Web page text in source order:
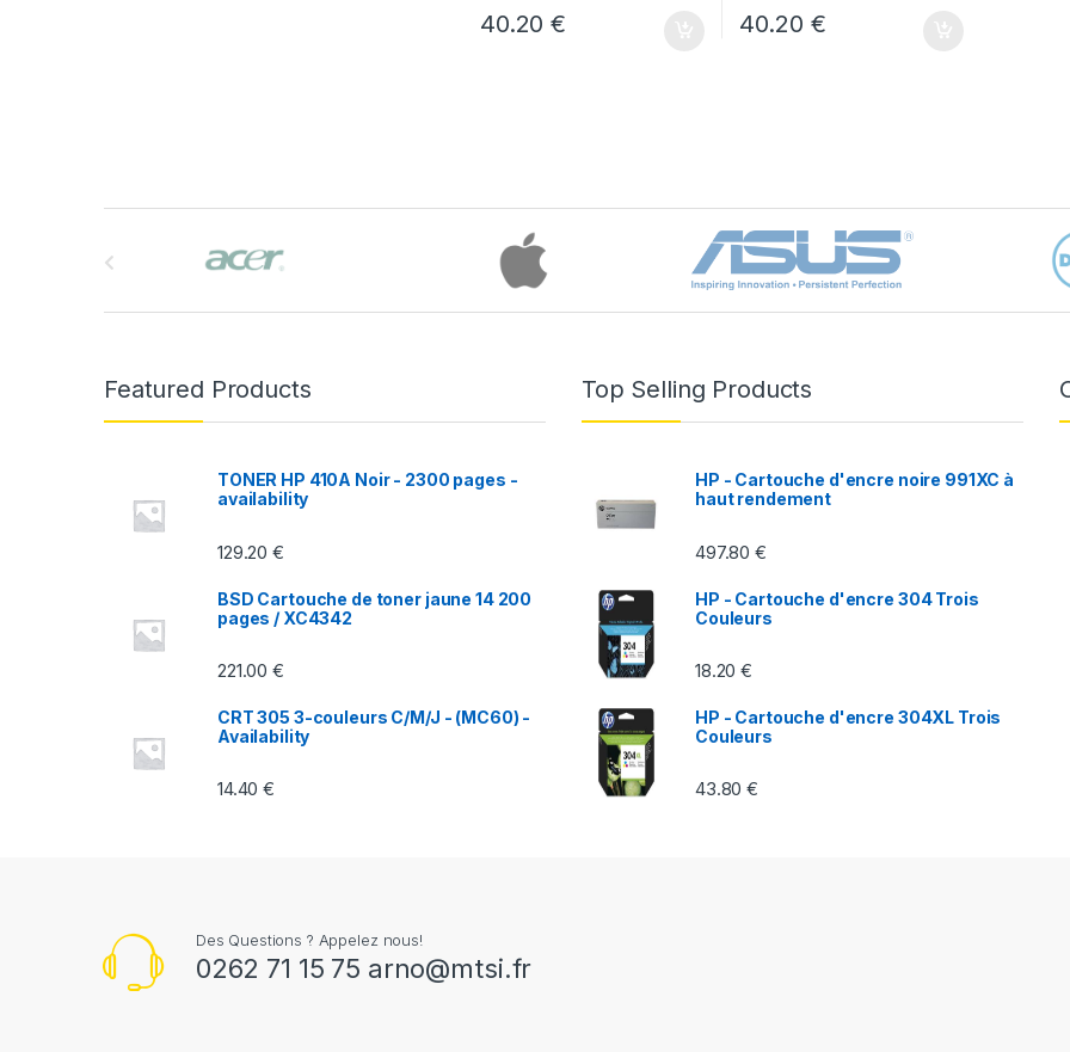
40.20€ 40.20 €
Featured Products
TONER HP 410A Noir - 2300 pages -
availability
129.20€
BSD Cartouche de toner jaune 14 200
pages / XC4342
221.00€
CRT 305 3-couleurs C/M/J - (MC60) -
Availability
14.40€
Top Selling Products
HP - Cartouche d'encre noire 991XC à
haut rendement
497.80€
HP - Cartouche d'encre 304 Trois
Couleurs
18.20€
HP - Cartouche d'encre 304XL Trois
Couleurs
43.80€
Des Questions ? Appelez nous!
0262 71 15 75 arno@mtsi.fr